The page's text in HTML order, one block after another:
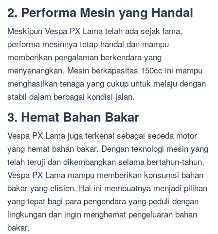
2. Performa Mesin yang Handal
Meskipun Vespa PX Lama telah ada sejak lama,
performa mesinnya tetap handal dan mampu
memberikan pengalaman berkendara yang
menyenangkan. Mesin berkapasitas 150cc ini mampu
menghasilkan tenaga yang cukup untuk melaju dengan
stabil dalam berbagai kondisi jalan.
3. Hemat Bahan Bakar
Vespa PX Lama juga terkenal sebagai sepeda motor
yang hemat bahan bakar. Dengan teknologi mesin yang
telah teruji dan dikembangkan selama bertahun-tahun,
Vespa PX Lama mampu memberikan konsumsi bahan
bakar yang efisien. Hal ini membuatnya menjadi pilihan
yang tepat bagi para pengendara yang peduli dengan
lingkungan dan ingin menghemat pengeluaran bahan
bakar.